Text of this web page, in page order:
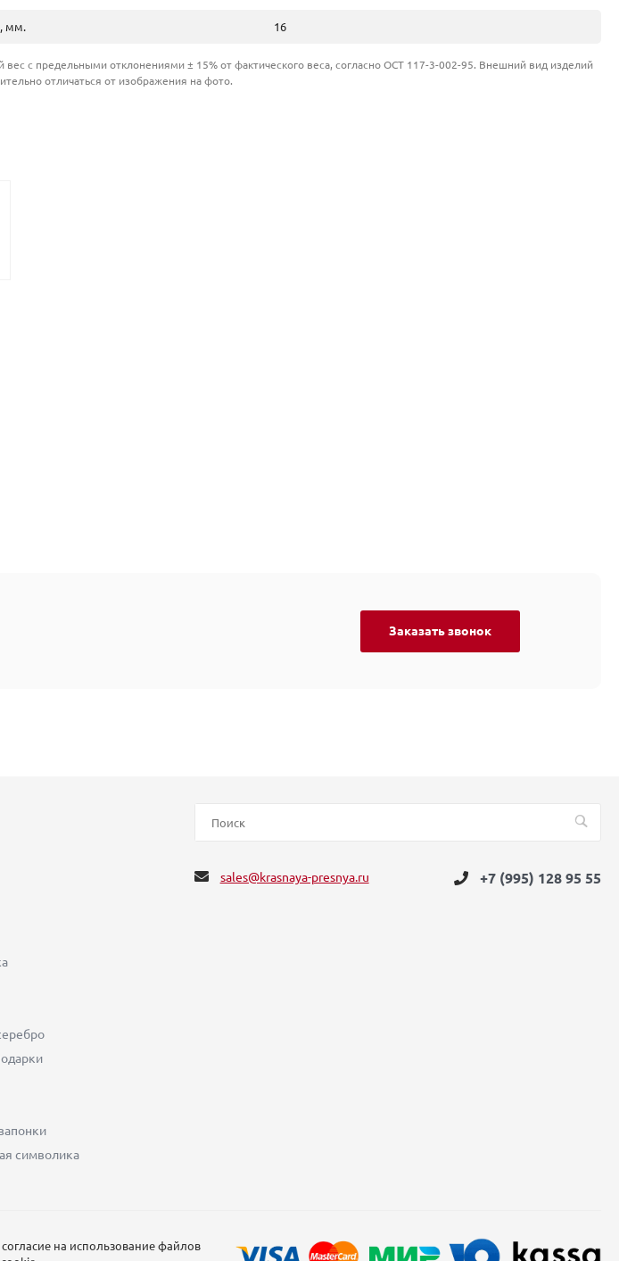
мм. 16
вес с предельными отклонениями ± 15% от фактического веса, согласно ОСТ 117-3-002-95. Внешний вид изделий
отличаться от изображения на фото.
Заказать звонок
символика
sales@krasnaya-presnya.ru +7 (995) 128 95 55
на использование файлов